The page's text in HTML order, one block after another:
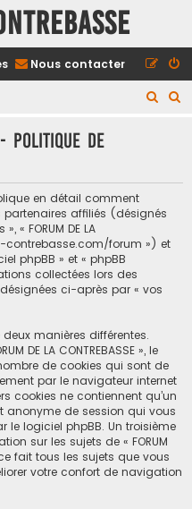
Nous contacter
r
- Politique de
en détail comment
partenaires affiliés (désignés
« FORUM DE LA
contrebasse.com/forum ») et
phpBB » et « phpBB
collectées lors des
ci-après par « vos
manières différentes.
DE LA CONTREBASSE », le
de cookies qui sont de
par le navigateur internet
cookies ne contiennent qu’un
anonyme de session qui vous
logiciel phpBB. Un troisième
sur les sujets de « FORUM
ce fait tous les sujets que vous
votre confort de navigation